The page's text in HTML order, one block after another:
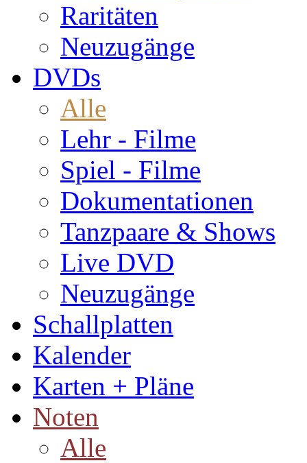
Raritäten
Neuzugänge
DVDs
Alle
Lehr - Filme
Spiel - Filme
Dokumentationen
Tanzpaare & Shows
Live DVD
Neuzugänge
Schallplatten
Kalender
Karten + Pläne
Noten
Alle